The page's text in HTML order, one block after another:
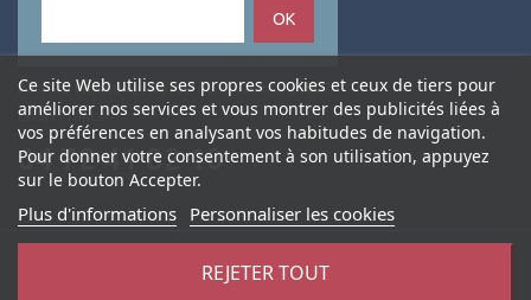
OK
Alliance Philatélie , 50 rue de la Charité 69002
LYON France
04 72 41 82 10
Ce site Web utilise ses propres cookies et ceux de tiers pour
améliorer nos services et vous montrer des publicités liées à
vos préférences en analysant vos habitudes de navigation.
Pour donner votre consentement à son utilisation, appuyez
sur le bouton Accepter.
Plus d'informations Personnaliser les cookies
REJETER TOUT